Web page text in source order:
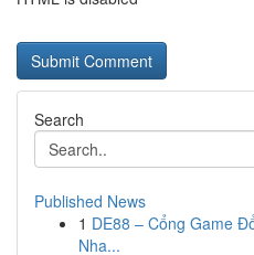
Search
Published News
1 DE88 – Cổng Game
Nha...